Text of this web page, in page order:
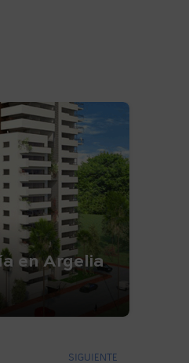
en Argelia
SIGUIENTE